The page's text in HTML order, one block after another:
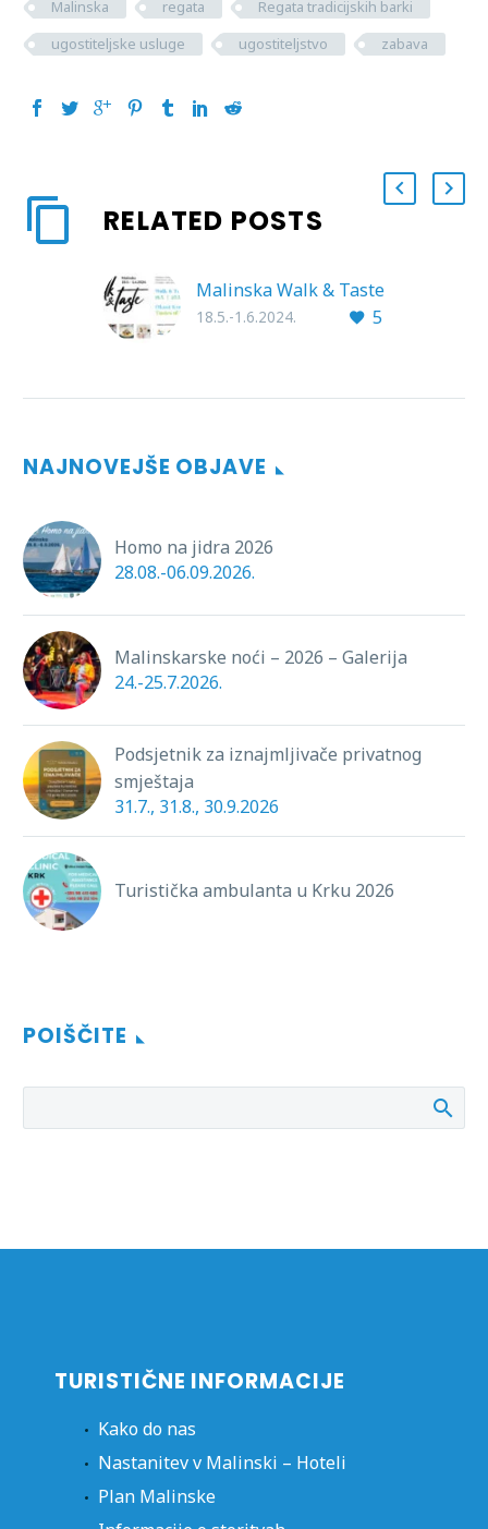
Malinska regata
Regata tradicijskih barki
ugostiteljske usluge
ugostiteljstvo zabava
RELATED POSTS
Malinska Walk & Taste
5
18.5.-1.6.2024.
NAJNOVEJŠE OBJAVE
Homo na jidra 2026
28.08.-06.09.2026.
Malinskarske noći – 2026 – Galerija
24.-25.7.2026.
Podsjetnik za iznajmljivače privatnog
smještaja
31.7., 31.8., 30.9.2026
Turistička ambulanta u Krku 2026
POIŠČITE
TURISTIČNE INFORMACIJE
Kako do nas
Nastanitev v Malinski – Hoteli
Plan Malinske